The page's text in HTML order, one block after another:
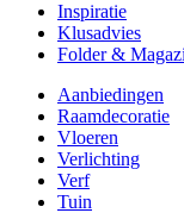
Inspiratie
Klusadvies
Folder &
Aanbiedingen
Raamdecoratie
Vloeren
Verlichting
Verf
Tuin